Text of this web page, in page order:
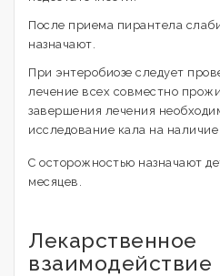
После приема пирантела
назначают.
При энтеробиозе следует
лечение всех совместно
завершения лечения
исследование кала на наличие
С осторожностью назначают
месяцев.
Лекарственное
взаимодействие